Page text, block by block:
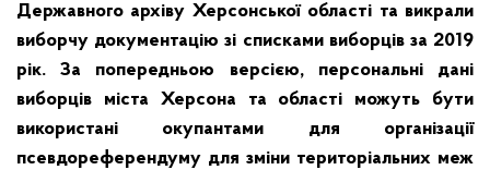
Державного архіву Херсонської області та викрали
виборчу документацію зі списками виборців за 2019
рік. За попередньою версією, персональні дані
виборців міста Херсона та області можуть бути
використані окупантами для організації
псевдореферендуму для зміни територіальних меж